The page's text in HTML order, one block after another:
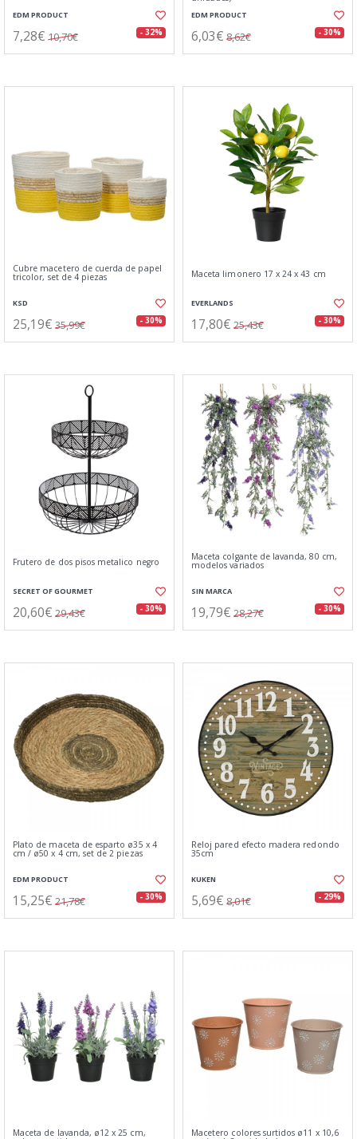
EDM PRODUCT
7,28€ 10,70€ - 32%
EDM PRODUCT
6,03€ 8,62€ - 30%
Cubre macetero de cuerda de papel
tricolor, set de 4 piezas
KSD
25,19€ 35,99€ - 30%
Maceta limonero 17 x 24 x 43 cm
EVERLANDS
17,80€ 25,43€ - 30%
Frutero de dos pisos metalico negro
SECRET OF GOURMET
20,60€ 29,43€ - 30%
Maceta colgante de lavanda, 80 cm,
modelos variados
SIN MARCA
19,79€ 28,27€ - 30%
Plato de maceta de esparto ø35 x 4
cm / ø50 x 4 cm, set de 2 piezas
EDM PRODUCT
15,25€ 21,78€ - 30%
Reloj pared efecto madera redondo
35cm
KUKEN
5,69€ 8,01€ - 29%
Maceta de lavanda, ø12 x 25 cm, Macetero colores surtidos ø11 x 10,6